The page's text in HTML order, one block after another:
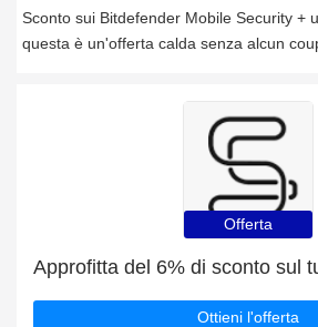
Sconto sui Bitdefender Mobile Security +
questa è un'offerta calda senza alcun
Offerta
Ottieni l'offerta